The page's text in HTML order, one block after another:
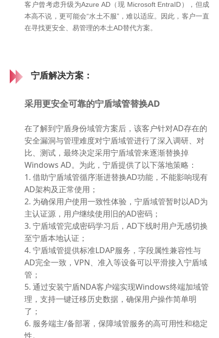
客户曾考虑升级为Azure AD（现 Microsoft EntraID），但成
本高不说，更可能会“水土不服”，难以适应。因此，客户一直
在寻找更安全、易管理的本土AD替代方案。
宁盾解决方案：
采用更安全可靠的宁盾域管替换AD
在了解到宁盾身份域管方案后，该客户针对AD存在的
安全漏洞与管理难度对宁盾域管进行了深入调研、对
比、测试，最终决定采用宁盾域管来逐渐替换掉
Windows AD。为此，宁盾提供了以下落地策略：
1. 借助宁盾域管循序渐进替换AD功能，不能影响现有
AD架构及正常使用；
2. 为确保用户使用一致性体验，宁盾域管暂时以AD为
主认证源，用户继续使用旧的AD密码；
3. 宁盾域管完成密码学习后，AD下线时用户无感切换
至宁盾本地认证；
4. 宁盾域管提供标准LDAP服务，字段属性兼容性与
AD完全一致，VPN、准入等设备可以平滑接入宁盾域
管；
5. 通过安装宁盾NDA客户端实现Windows终端加域管
理，支持一键迁移历史数据，确保用户操作简单明
了；
6. 服务端主/备部署，保障域管服务的高可用性和稳定
性。